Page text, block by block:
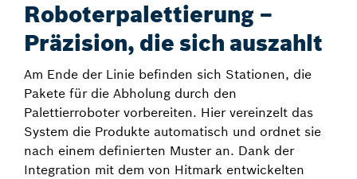
Roboterpalettierung –
Präzision, die sich auszahlt
Am Ende der Linie befinden sich Stationen, die
Pakete für die Abholung durch den
Palettierroboter vorbereiten. Hier vereinzelt das
System die Produkte automatisch und ordnet sie
nach einem definierten Muster an. Dank der
Integration mit dem von Hitmark entwickelten